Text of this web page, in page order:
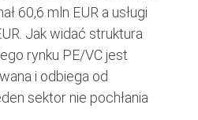
60,6 mln EUR a usługi
Jak widać struktura
rynku PE/VC jest
i odbiega od
sektor nie pochłania